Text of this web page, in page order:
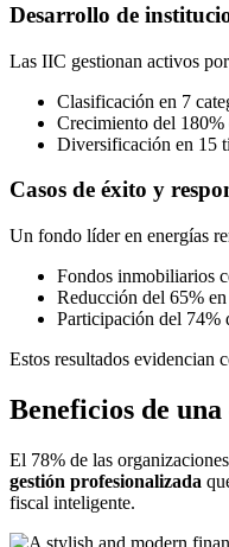
Desarrollo de
Las IIC gestionan activos
Clasificación en 7
Crecimiento del 180%
Diversificación en 15
Casos de éxito y
Un fondo líder en energías
Fondos inmobiliarios
Reducción del 65%
Participación del 74%
Estos resultados evidencian
Beneficios de
El 78% de las
gestión profesionalizada
fiscal inteligente.